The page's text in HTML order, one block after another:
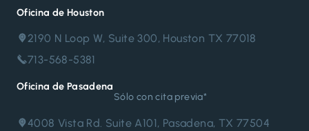
Oficina de Houston
2190 N Loop W, Suite 300, Houston TX 77018
713-568-5381
Oficina de Pasadena
Sólo con cita previa*
4008 Vista Rd. Suite A101, Pasadena, TX 77504